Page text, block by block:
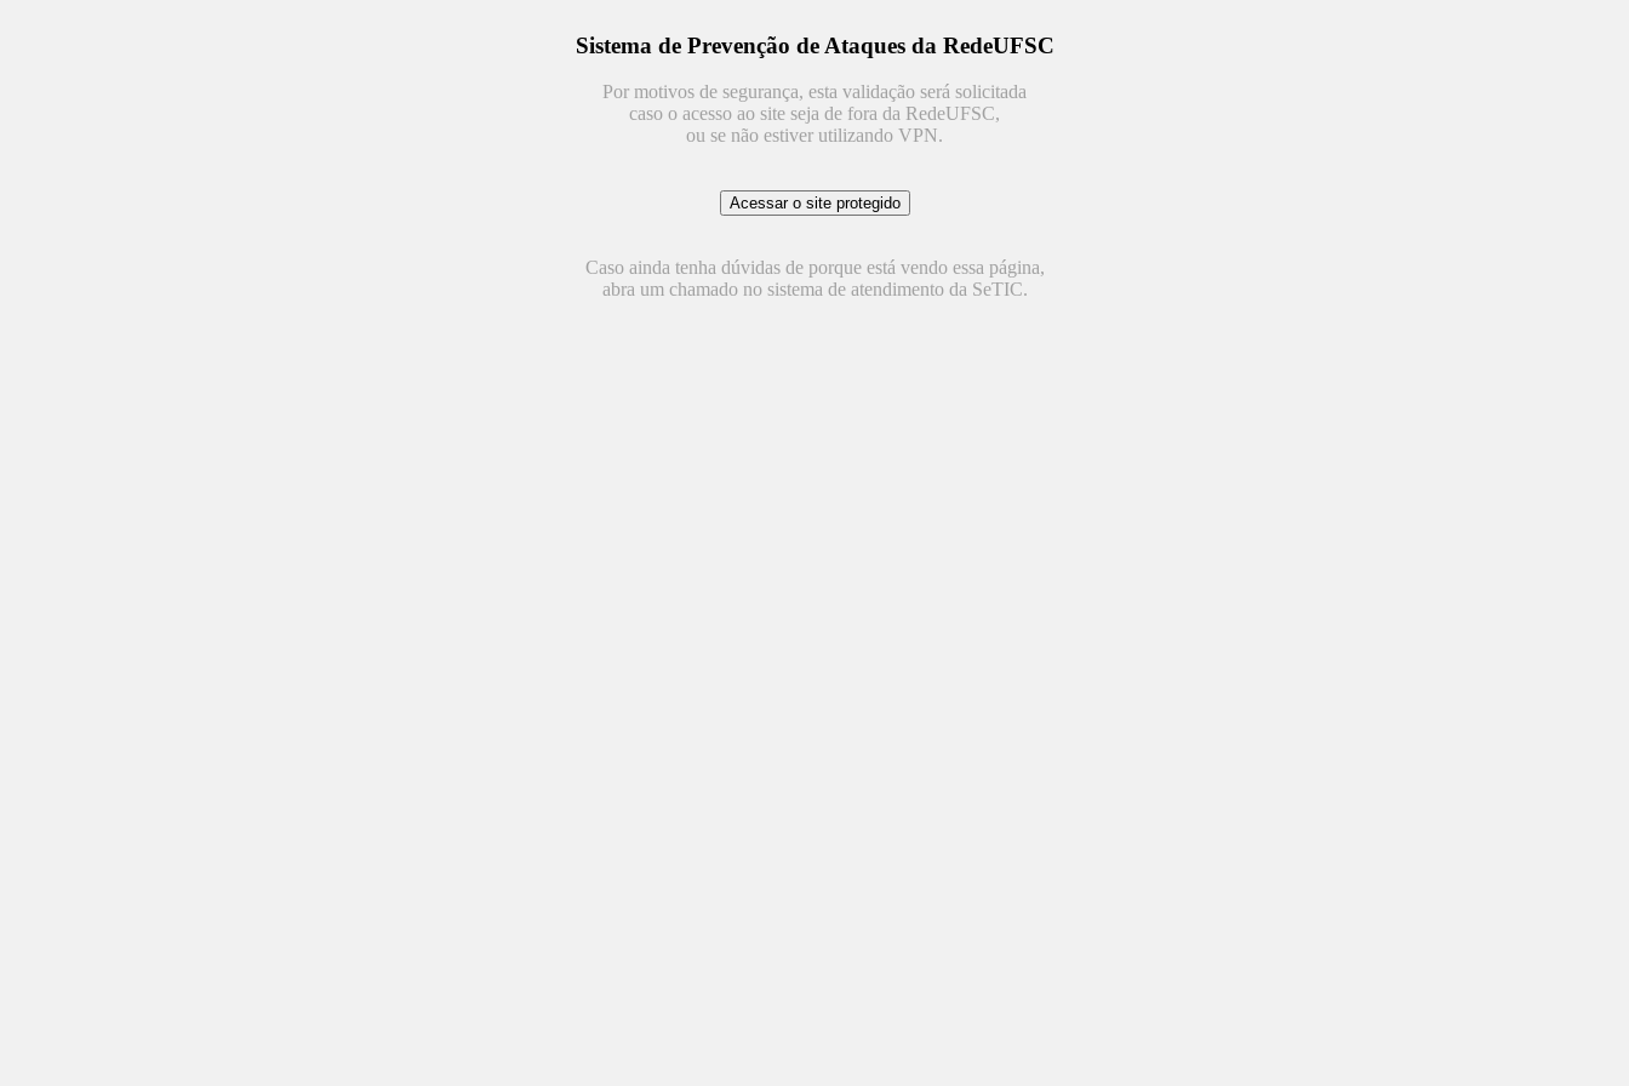
Sistema de Prevenção de Ataques da RedeUFSC
Por motivos de segurança, esta validação será solicitada
caso o acesso ao site seja de fora da RedeUFSC,
ou se não estiver utilizando VPN.
Caso ainda tenha dúvidas de porque está vendo essa página,
abra um chamado no sistema de atendimento da SeTIC.